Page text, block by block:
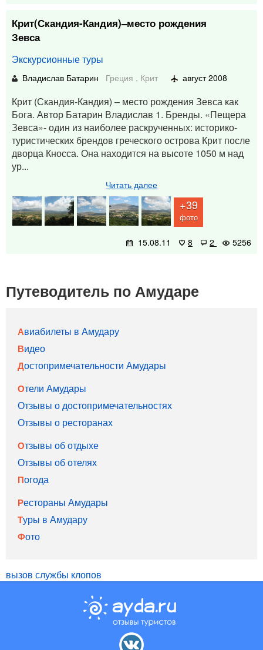
Крит(Скандия-Кандия)–место рождения
Зевса
Экскурсионные туры
Владислав Батарин Греция , Крит август 2008
Крит (Скандия-Кандия) – место рождения Зевса как
Бога. Автор Батарин Владислав 1. Бренды. «Пещера
Зевса»- один из наиболее раскрученных: историко-
туристических брендов греческого острова Крит после
дворца Кносса. Она находится на высоте 1050 м над
ур...
Читать далее
+39
фото
15.08.11 8 2 5256
Путеводитель по Амударе
Авиабилеты в Амудару
Видео
Достопримечательности Амудары
Отели Амудары
Отзывы о достопримечательностях
Отзывы о ресторанах
Отзывы об отдыхе
Отзывы об отелях
Погода
Рестораны Амудары
Туры в Амудару
Фото
вызов службы клопов